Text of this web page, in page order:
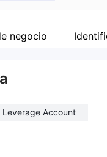
negocio
Leverage Account